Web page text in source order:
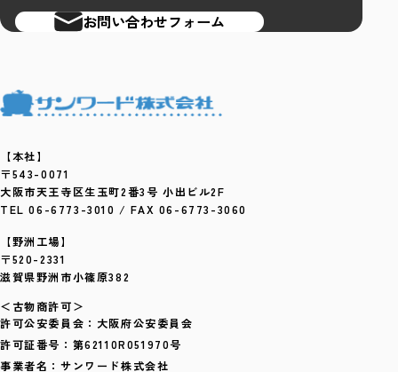
お問い合わせフォーム
【本社】
〒543-0071
大阪市天王寺区生玉町2番3号 小出ビル2F
TEL 06-6773-3010 / FAX 06-6773-3060
【野洲工場】
〒520-2331
滋賀県野洲市小篠原382
＜古物商許可＞
許可公安委員会：大阪府公安委員会
許可証番号：第62110R051970号
事業者名：サンワード株式会社